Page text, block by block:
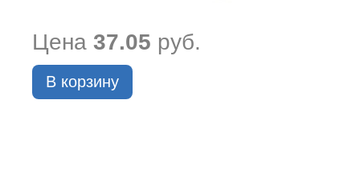
Цена 37.05 руб.
В корзину